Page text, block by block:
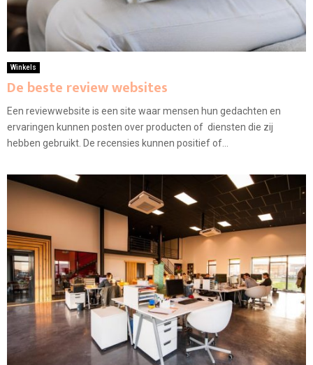
Winkels
De beste review websites
Een reviewwebsite is een site waar mensen hun gedachten en
ervaringen kunnen posten over producten of diensten die zij
hebben gebruikt. De recensies kunnen positief of...